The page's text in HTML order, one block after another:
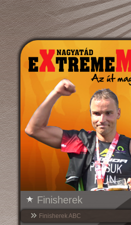
Finisherek
Finisherek ABC